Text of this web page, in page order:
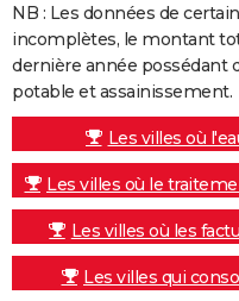
NB : Les données de
incomplètes, le montant
dernière année possédant
potable et assainissement.
Les villes où
Les villes où le
Les villes où les
Les villes qui